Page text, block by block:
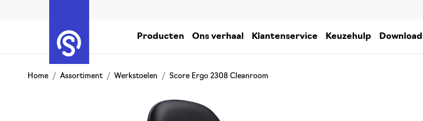
Producten Ons verhaal Klantenservice Keuzehulp
Home Assortiment Werkstoelen Score Ergo 2308 Cleanroom